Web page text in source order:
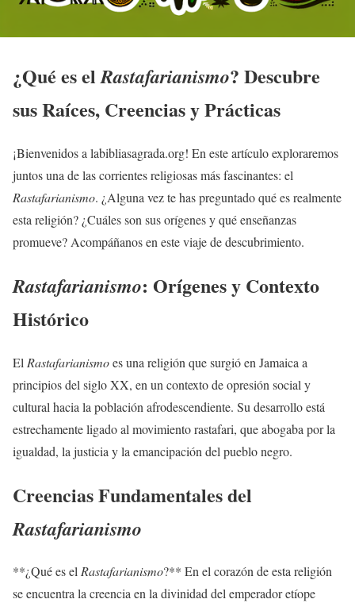
¿Qué es elRastafarianismo? Descubre
sus Raíces, Creencias y Prácticas
¡Bienvenidos a labibliasagrada.org! En este artículo exploraremos
juntos una de las corrientes religiosas más fascinantes: el
Rastafarianismo. ¿Alguna vez te has preguntado qué es realmente
esta religión? ¿Cuáles son sus orígenes y qué enseñanzas
promueve? Acompáñanos en este viaje de descubrimiento.
Rastafarianismo: Orígenes y Contexto
Histórico
El Rastafarianismoes una religión que surgió en Jamaica a
principios del siglo XX, en un contexto de opresión social y
cultural hacia la población afrodescendiente. Su desarrollo está
estrechamente ligado al movimiento rastafari, que abogaba por la
igualdad, la justicia y la emancipación del pueblo negro.
Creencias Fundamentales del
Rastafarianismo
**¿Qué es elRastafarianismo?** En el corazón de esta religión
se encuentra la creencia en la divinidad del emperador etíope